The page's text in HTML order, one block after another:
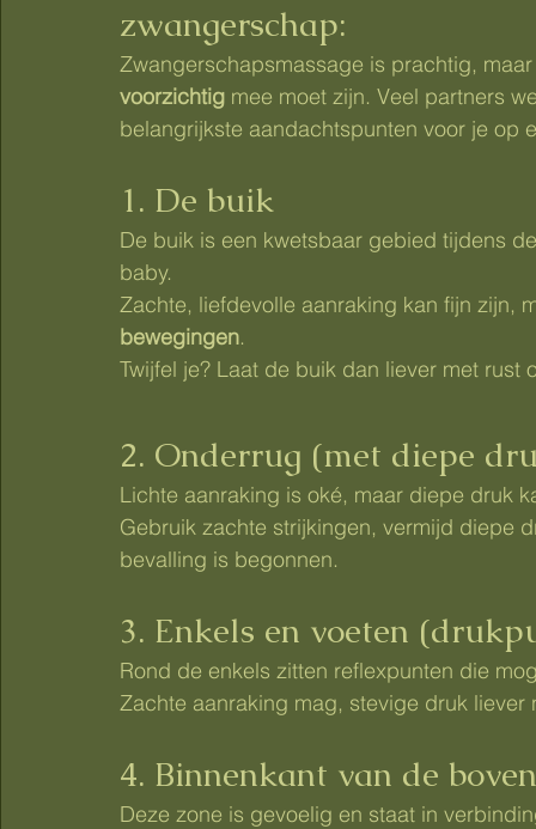
zwangerschap:
Zwangerschapsmassage is prachtig,
voorzichtig mee moet zijn. Veel partners
belangrijkste aandachtspunten voor je op
1. De buik
De buik is een kwetsbaar gebied tijdens
baby.
Zachte, liefdevolle aanraking kan fijn zijn,
bewegingen.
Twijfel je? Laat de buik dan liever met rust
2. Onderrug (met diepe
Lichte aanraking is oké, maar diepe druk
Gebruik zachte strijkingen, vermijd diepe
bevalling is begonnen.
3. Enkels en voeten
Rond de enkels zitten reflexpunten die
Zachte aanraking mag, stevige druk liever
4. Binnenkant van de
Deze zone is gevoelig en staat in